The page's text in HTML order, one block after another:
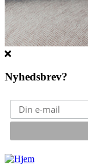
Nyhedsbrev?
Gå til hovedindhold